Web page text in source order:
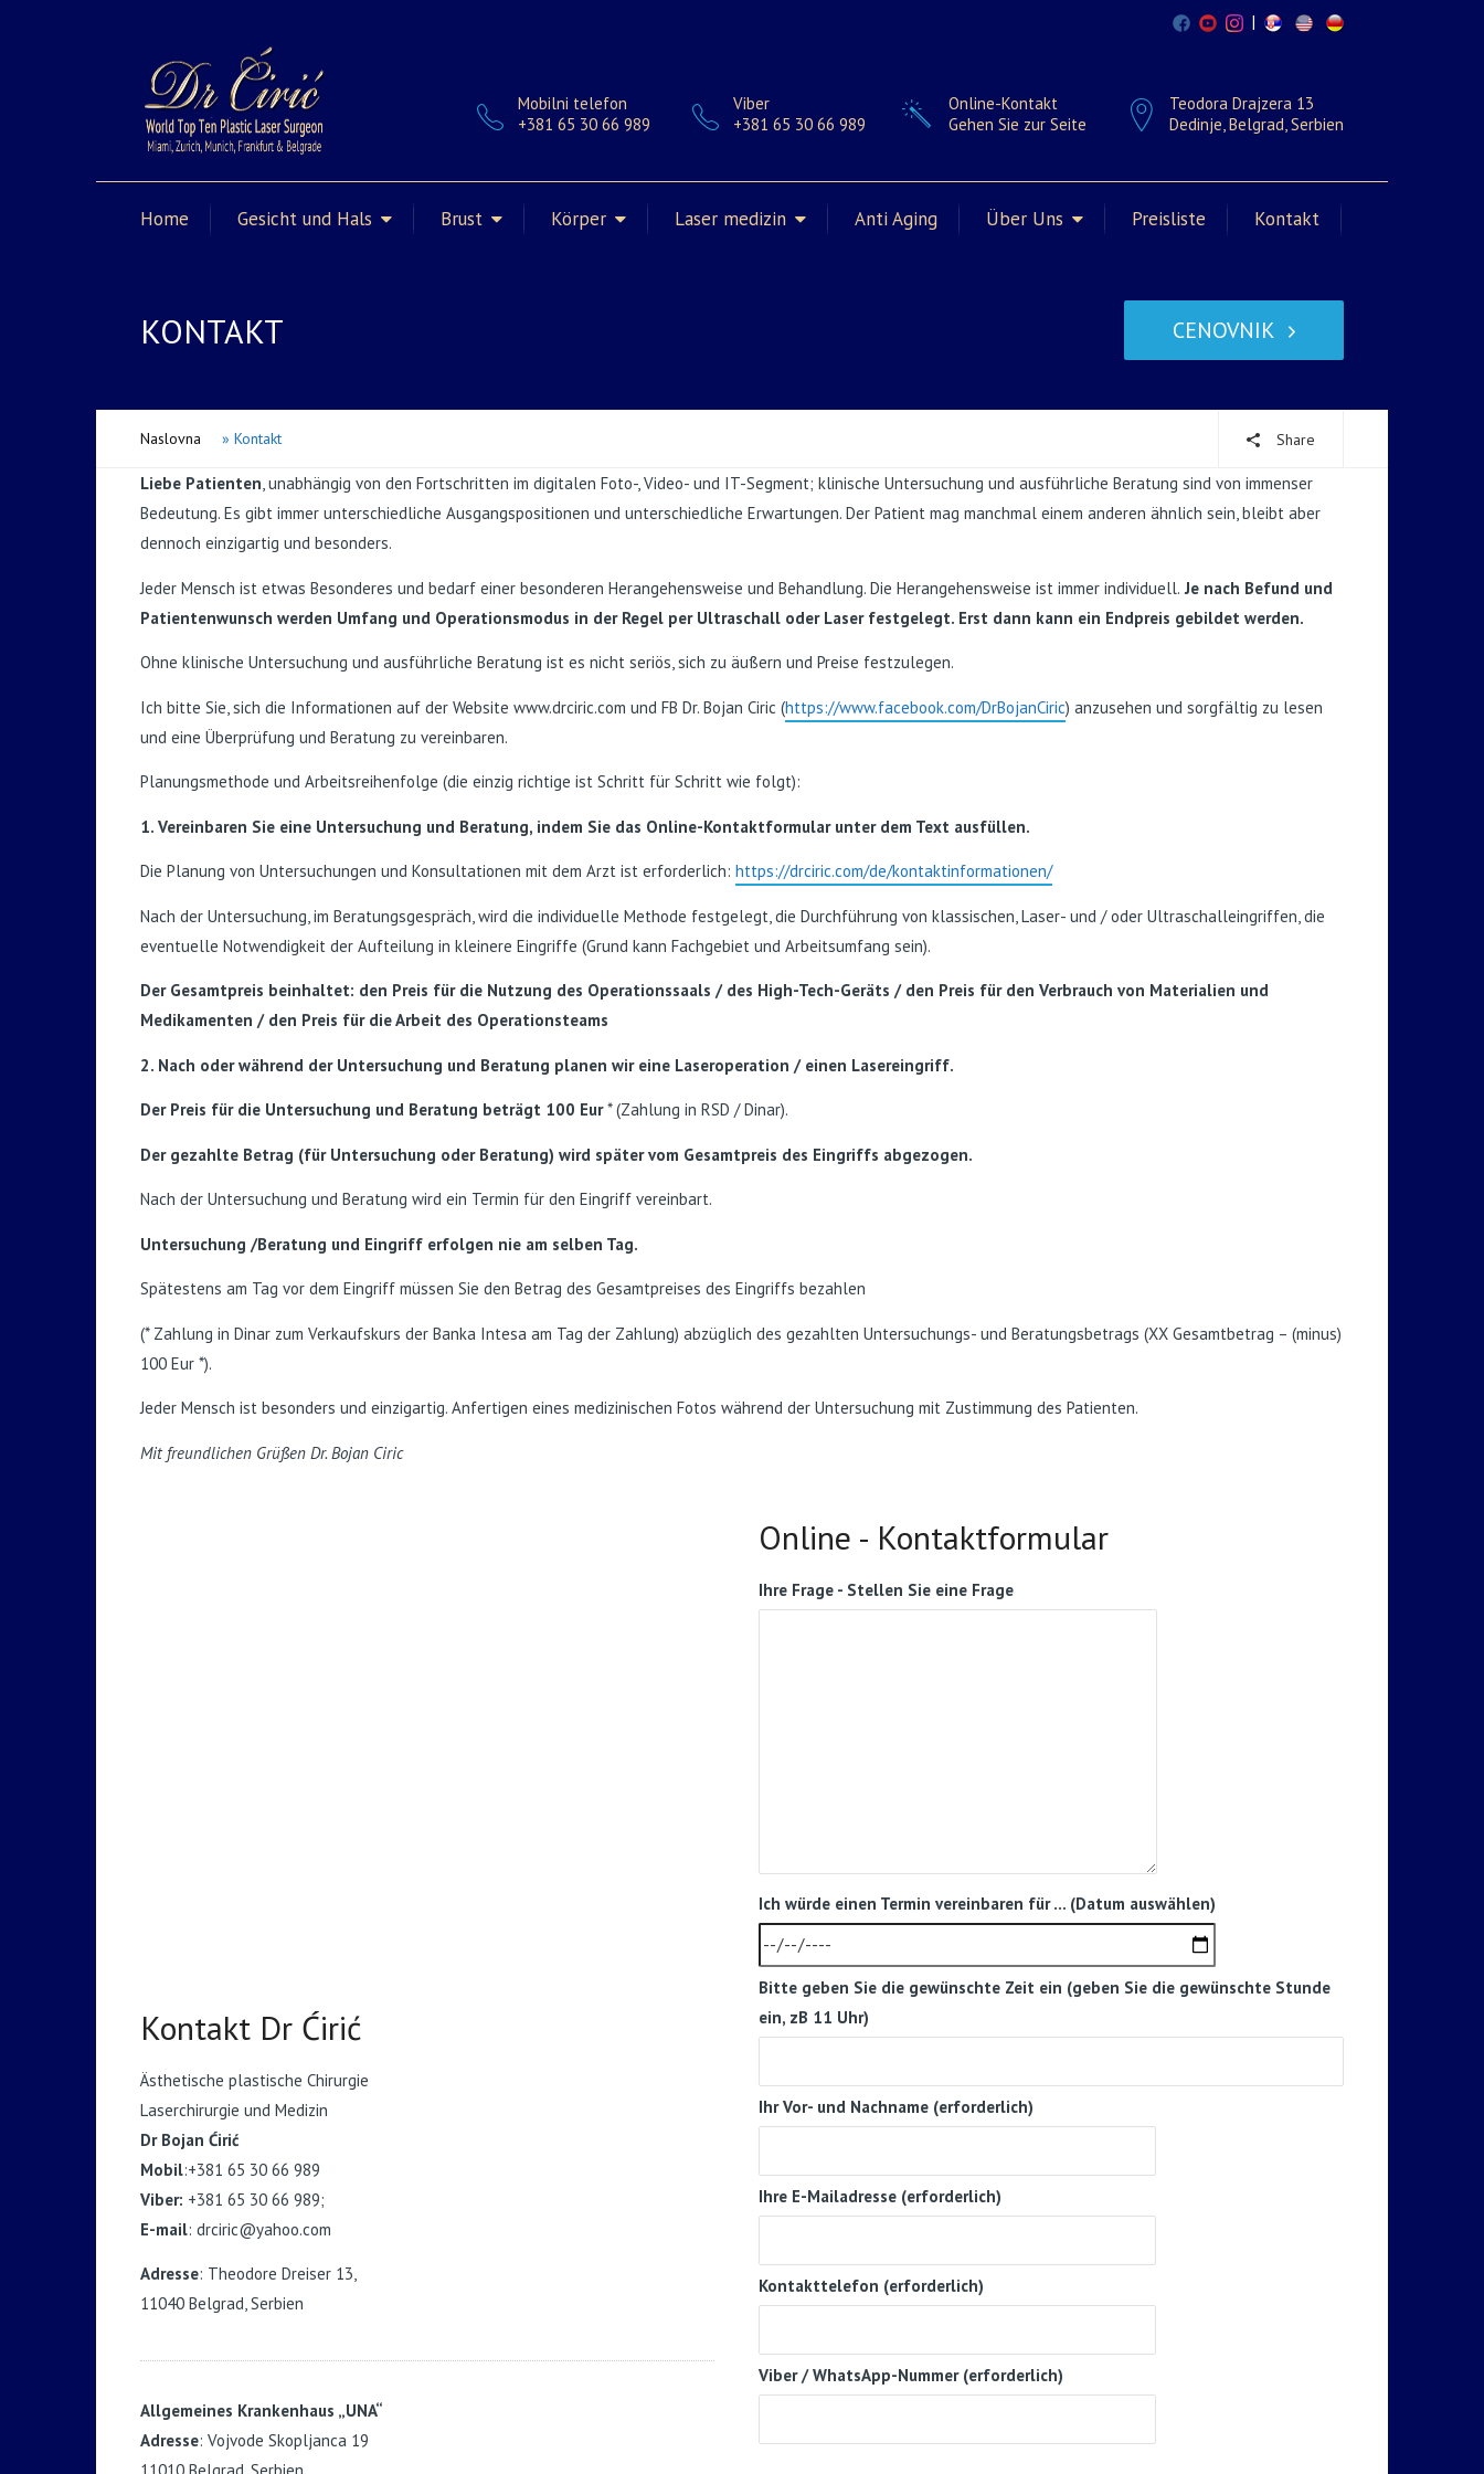
|
Teodora Drajzera 13
Dedinje, Belgrad, Serbien
Online-Kontakt
Gehen Sie zur Seite
Viber
+381 65 30 66 989
Mobilni telefon
+381 65 30 66 989
Home Gesicht und Hals Brust Körper Laser medizin Anti Aging Über Uns Preisliste Kontakt
KONTAKT CENOVNIK
Naslovna » Kontakt Share
Liebe Patienten, unabhängig von den Fortschritten im digitalen Foto-, Video- und IT-Segment; klinische Untersuchung und ausführliche Beratung sind von immenser
Bedeutung. Es gibt immer unterschiedliche Ausgangspositionen und unterschiedliche Erwartungen. Der Patient mag manchmal einem anderen ähnlich sein, bleibt aber
dennoch einzigartig und besonders.
Jeder Mensch ist etwas Besonderes und bedarf einer besonderen Herangehensweise und Behandlung. Die Herangehensweise ist immer individuell. Je nach Befund und
Patientenwunsch werden Umfang und Operationsmodus in der Regel per Ultraschall oder Laser festgelegt. Erst dann kann ein Endpreis gebildet werden.
Ohne klinische Untersuchung und ausführliche Beratung ist es nicht seriös, sich zu äußern und Preise festzulegen.
Ich bitte Sie, sich die Informationen auf der Website www.drciric.com und FB Dr. Bojan Ciric (https://www.facebook.com/DrBojanCiric) anzusehen und sorgfältig zu lesen
und eine Überprüfung und Beratung zu vereinbaren.
Planungsmethode und Arbeitsreihenfolge (die einzig richtige ist Schritt für Schritt wie folgt):
1. Vereinbaren Sie eine Untersuchung und Beratung, indem Sie das Online-Kontaktformular unter dem Text ausfüllen.
Die Planung von Untersuchungen und Konsultationen mit dem Arzt ist erforderlich: ​​https://drciric.com/de/kontaktinformationen/
Nach der Untersuchung, im Beratungsgespräch, wird die individuelle Methode festgelegt, die Durchführung von klassischen, Laser- und / oder Ultraschalleingriffen, die
eventuelle Notwendigkeit der Aufteilung in kleinere Eingriffe (Grund kann Fachgebiet und Arbeitsumfang sein).
Der Gesamtpreis beinhaltet: den Preis für die Nutzung des Operationssaals / des High-Tech-Geräts / den Preis für den Verbrauch von Materialien und
Medikamenten / den Preis für die Arbeit des Operationsteams
2. Nach oder während der Untersuchung und Beratung planen wir eine Laseroperation / einen Lasereingriff.
Der Preis für die Untersuchung und Beratung beträgt 100 Eur* (Zahlung in RSD / Dinar).
Der gezahlte Betrag (für Untersuchung oder Beratung) wird später vom Gesamtpreis des Eingriffs abgezogen.
Nach der Untersuchung und Beratung wird ein Termin für den Eingriff vereinbart.
Untersuchung /Beratung und Eingriff erfolgen nie am selben Tag.
Spätestens am Tag vor dem Eingriff müssen Sie den Betrag des Gesamtpreises des Eingriffs bezahlen
(* Zahlung in Dinar zum Verkaufskurs der Banka Intesa am Tag der Zahlung) abzüglich des gezahlten Untersuchungs- und Beratungsbetrags (XX Gesamtbetrag – (minus)
100 Eur *).
Jeder Mensch ist besonders und einzigartig. Anfertigen eines medizinischen Fotos während der Untersuchung mit Zustimmung des Patienten.
Mit freundlichen Grüßen Dr. Bojan Ciric
Kontakt Dr Ćirić
Ästhetische plastische Chirurgie
Laserchirurgie und Medizin
Dr Bojan Ćirić
Mobil:+381 65 30 66 989
Viber: +381 65 30 66 989;
E-mail: drciric@yahoo.com
Adresse: Theodore Dreiser 13,
11040 Belgrad, Serbien
Allgemeines Krankenhaus „UNA“
Adresse: Vojvode Skopljanca 19
Online - Kontaktformular
Ihre Frage - Stellen Sie eine Frage
Ich würde einen Termin vereinbaren für ... (Datum auswählen)
Bitte geben Sie die gewünschte Zeit ein (geben Sie die gewünschte Stunde
ein, zB 11 Uhr)
Ihr Vor- und Nachname (erforderlich)
Ihre E-Mailadresse (erforderlich)
Kontakttelefon (erforderlich)
Viber / WhatsApp-Nummer (erforderlich)